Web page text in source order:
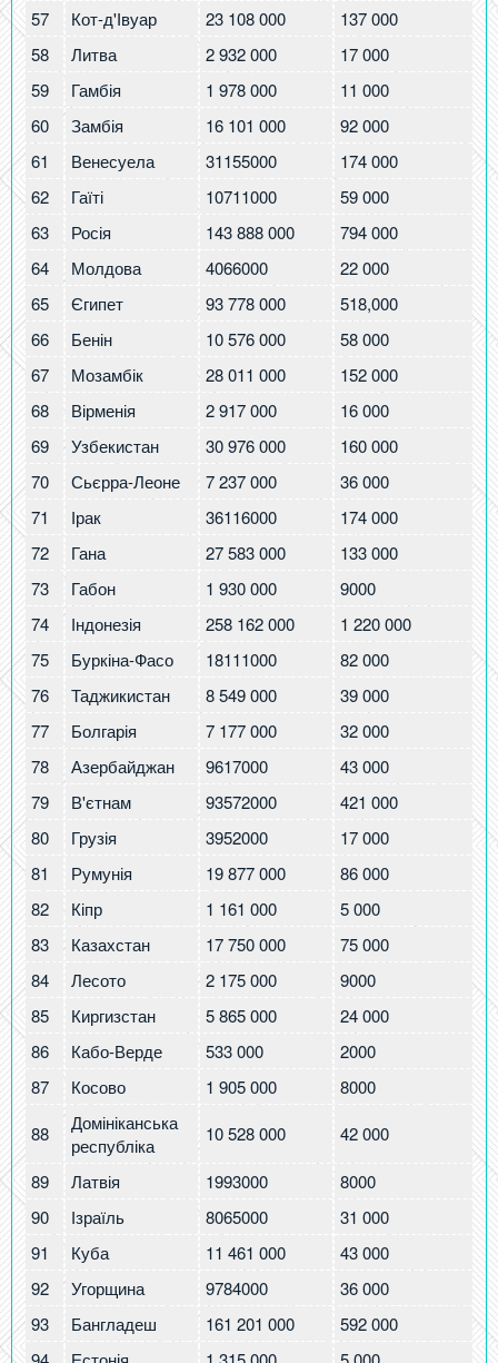
57 Кот-д'Івуар 23 108 000 137 000
58
Литва 2 932 000 17 000
59
Гамбія 1 978 000 11 000
60
Замбія 16 101 000 92 000
61
Венесуела 31155000 174 000
62
Гаїті 10711000 59 000
63
Росія 143 888 000 794 000
64
Молдова 4066000 22 000
65
Єгипет 93 778 000 518,000
66
Бенін 10 576 000 58 000
67
Мозамбік 28 011 000 152 000
68
Вірменія 2 917 000 16 000
69
Узбекистан 30 976 000 160 000
70
Сьєрра-Леоне 7 237 000 36 000
5
71
Ірак 36116000 174 000
72
Гана 27 583 000 133 000
73
Габон 1 930 000 9000
74
Індонезія 258 162 000 1 220 000
75
Буркіна-Фасо 18111000 82 000
76
Таджикистан 8 549 000 39 000
77
Болгарія 7 177 000 32 000
78
Азербайджан 9617000 43 000
79
В'єтнам 93572000 421 000
80
Грузія 3952000 17 000
81
Румунія 19 877 000 86 000
82
Кіпр 1 161 000 5 000
83
Казахстан 17 750 000 75 000
84
Лесото 2 175 000 9000
85
Киргизстан 5 865 000 24 000
86
Кабо-Верде 533 000 2000
87
Косово 1 905 000 8000
4
88
Домініканська
республіка
10 528 000 42 000 4
89 Латвія 1993000 8000
90
Ізраїль 8065000 31 000
91
Куба 11 461 000 43 000
92
Угорщина 9784000 36 000
93
Бангладеш 161 201 000 592 000